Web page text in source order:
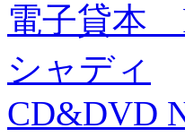
電子貸本
シャディ
CD&DVD